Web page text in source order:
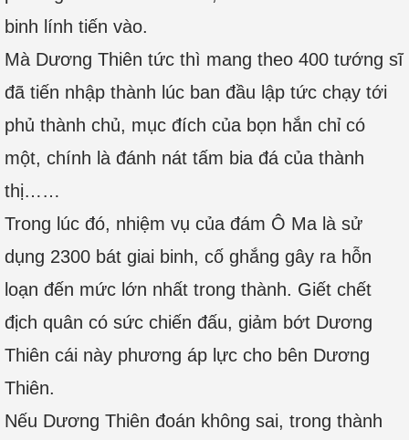
binh lính tiến vào.
Mà Dương Thiên tức thì mang theo 400 tướng sĩ
đã tiến nhập thành lúc ban đầu lập tức chạy tới
phủ thành chủ, mục đích của bọn hắn chỉ có
một, chính là đánh nát tấm bia đá của thành
thị……
Trong lúc đó, nhiệm vụ của đám Ô Ma là sử
dụng 2300 bát giai binh, cố ghắng gây ra hỗn
loạn đến mức lớn nhất trong thành. Giết chết
địch quân có sức chiến đấu, giảm bớt Dương
Thiên cái này phương áp lực cho bên Dương
Thiên.
Nếu Dương Thiên đoán không sai, trong thành